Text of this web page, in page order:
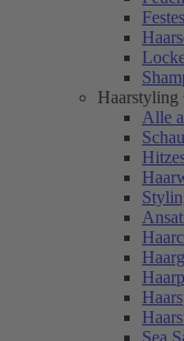
Haarstyling
Alle
Sea